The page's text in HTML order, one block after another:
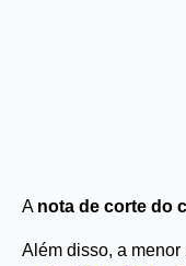
A nota de corte do
Além disso, a